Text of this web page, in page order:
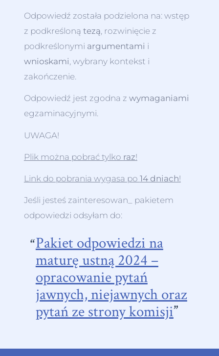
Odpowiedź została podzielona na: wstęp
z podkreśloną tezą, rozwinięcie z
podkreślonymi argumentami i
wnioskami, wybrany kontekst i
zakończenie.
Odpowiedź jest zgodna z wymaganiami
egzaminacyjnymi.
UWAGA!
Plik można pobrać tylko raz!
Link do pobrania wygasa po 14 dniach!
Jeśli jesteś zainteresowan_ pakietem
odpowiedzi odsyłam do:
Pakiet odpowiedzi na
maturę ustną 2024 –
opracowanie pytań
jawnych, niejawnych oraz
pytań ze strony komisji